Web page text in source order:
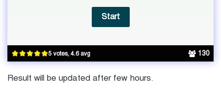
5 votes, 4.6 avg 130
Result will be updated after few hours.